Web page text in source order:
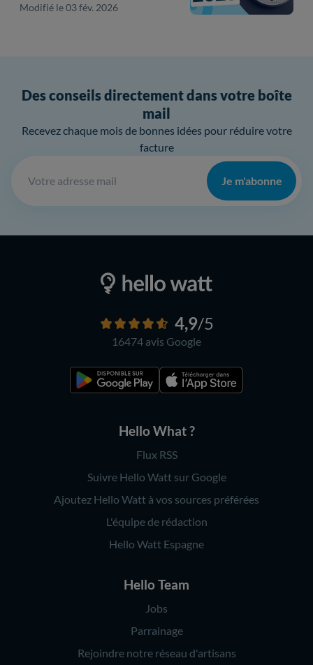
Modifié le 03 fév. 2026
Des conseils directement dans votre boîte
mail
Recevez chaque mois de bonnes idées pour réduire votre
facture
Je m'abonne
4,9/5
16474 avis Google
Hello What ?
Flux RSS
Suivre Hello Watt sur Google
Ajoutez Hello Watt à vos sources préférées
L'équipe de rédaction
Hello Watt Espagne
Hello Team
Jobs
Parrainage
Rejoindre notre réseau d'artisans